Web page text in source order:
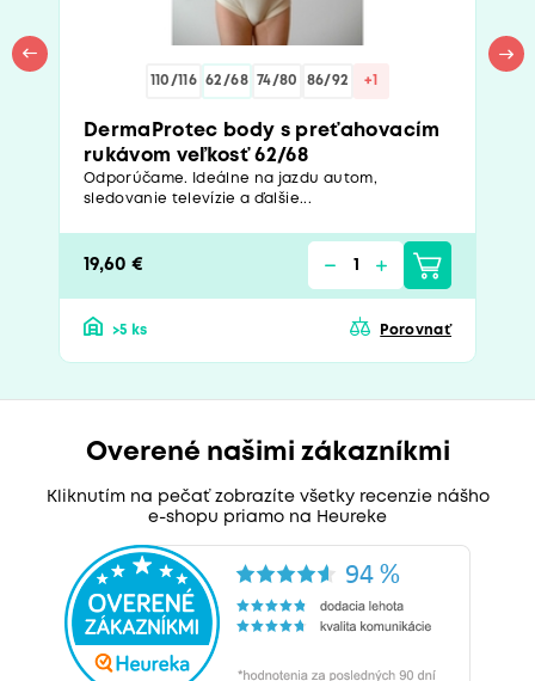
110/116 62/68 74/80 86/92 +1
DermaProtec body s preťahovacím
rukávom veľkosť 62/68
Odporúčame. Ideálne na jazdu autom,
sledovanie televízie a ďalšie...
19,60 €
>5 ks Porovnať
Overené našimi zákazníkmi
Kliknutím na pečať zobrazíte všetky recenzie nášho
e-shopu priamo na Heureke